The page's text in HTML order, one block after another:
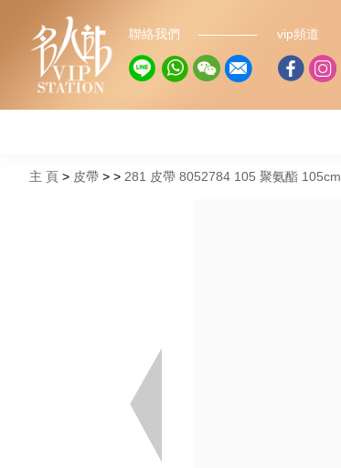
聯絡我們 vip頻道
主 頁 皮帶 281 皮帶 8052784 105 聚氨酯 105cm